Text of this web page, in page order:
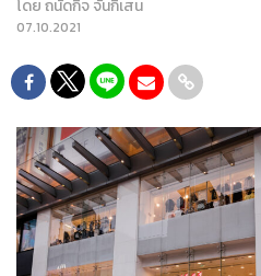
โดยถนัดกิจ จันกิเสน
07.10.2021